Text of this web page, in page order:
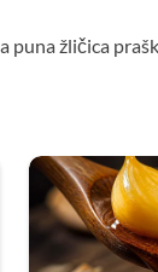
žličica